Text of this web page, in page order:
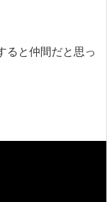
ると仲間だと思っ